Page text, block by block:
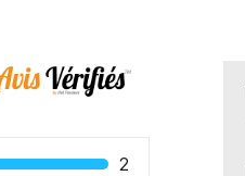
2